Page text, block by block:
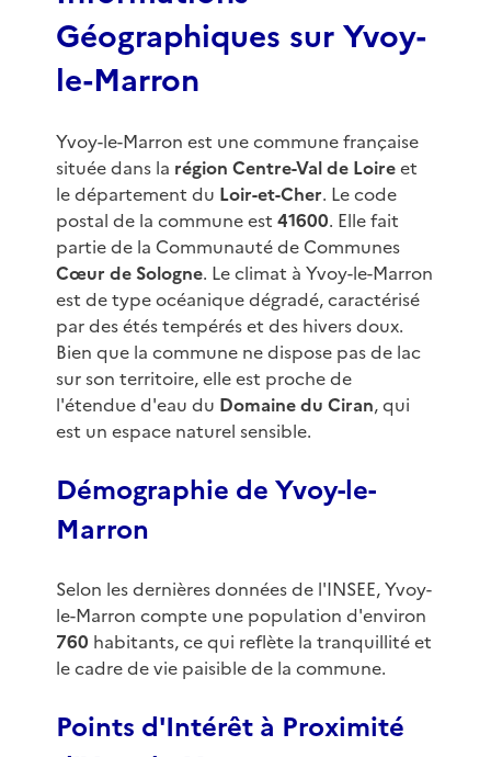
Géographiques sur Yvoy-
le-Marron
Yvoy-le-Marron est une commune française
située dans la région Centre-Val de Loireet
le département du Loir-et-Cher. Le code
postal de la commune est 41600. Elle fait
partie de la Communauté de Communes
Cœur de Sologne. Le climat à Yvoy-le-Marron
est de type océanique dégradé, caractérisé
par des étés tempérés et des hivers doux.
Bien que la commune ne dispose pas de lac
sur son territoire, elle est proche de
l'étendue d'eau du Domaine du Ciran, qui
est un espace naturel sensible.
Démographie de Yvoy-le-
Marron
Selon les dernières données de l'INSEE, Yvoy-
le-Marron compte une population d'environ
760 habitants, ce qui reflète la tranquillité et
le cadre de vie paisible de la commune.
Points d'Intérêt à Proximité